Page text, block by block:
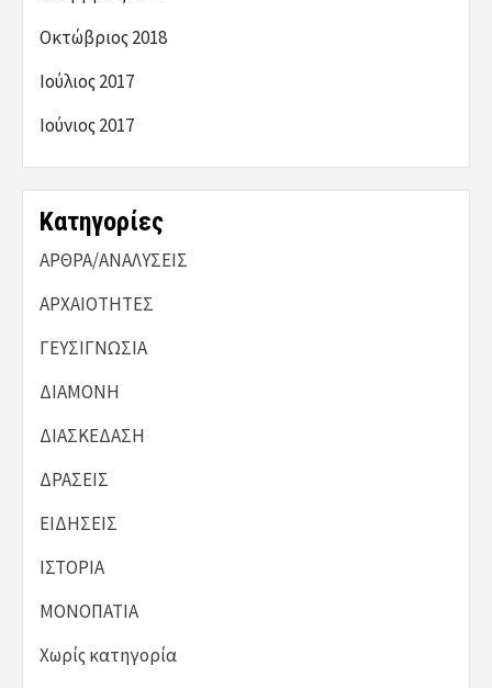
Οκτώβριος 2018
Ιούλιος 2017
Ιούνιος 2017
Kατηγορίες
ΑΡΘΡΑ/ΑΝΑΛΥΣΕΙΣ
ΑΡΧΑΙΟΤΗΤΕΣ
ΓΕΥΣΙΓΝΩΣΙΑ
ΔΙΑΜΟΝΗ
ΔΙΑΣΚΕΔΑΣΗ
ΔΡΑΣΕΙΣ
ΕΙΔΗΣΕΙΣ
ΙΣΤΟΡΙΑ
ΜΟΝΟΠΑΤΙΑ
Χωρίς κατηγορία